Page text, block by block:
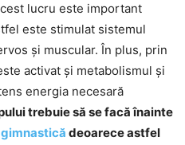
lucru este important
este stimulat sistemul
și muscular. În plus, prin
activat și metabolismul și
energia necesară
trebuie să se facă înainte
gimnastică deoarece astfel